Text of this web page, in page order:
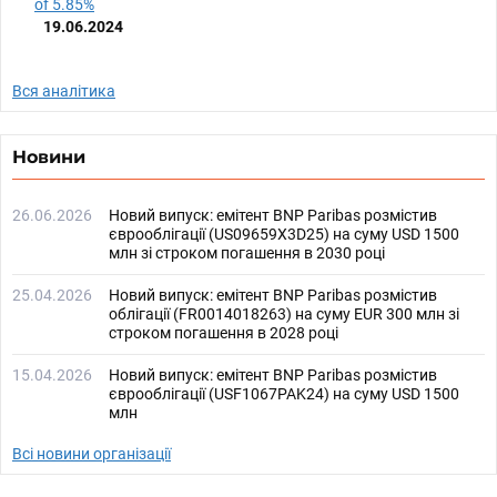
of 5.85%
19.06.2024
Вся аналітика
Новини
26.06.2026
Новий випуск: емітент BNP Paribas розмістив
єврооблігації (US09659X3D25) на суму USD 1500
млн зі строком погашення в 2030 році
25.04.2026
Новий випуск: емітент BNP Paribas розмістив
облігації (FR0014018263) на суму EUR 300 млн зі
строком погашення в 2028 році
15.04.2026
Новий випуск: емітент BNP Paribas розмістив
єврооблігації (USF1067PAK24) на суму USD 1500
млн
Всі новини організації